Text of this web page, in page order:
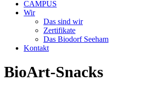
CAMPUS
Wir
Das sind wir
Zertifikate
Das Biodorf Seeham
Kontakt
BioArt-Snacks